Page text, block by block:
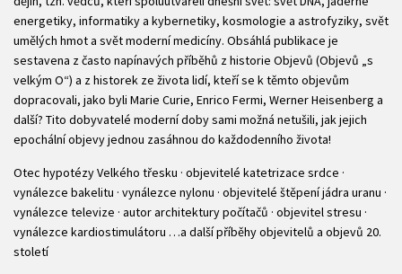
energetiky, informatiky a kybernetiky, kosmologie a astrofyziky, svět
umělých hmot a svět moderní medicíny. Obsáhlá publikace je
sestavena z často napínavých příběhů z historie Objevů (Objevů „s
velkým O“) a z historek ze života lidí, kteří se k těmto objevům
dopracovali, jako byli Marie Curie, Enrico Fermi, Werner Heisenberg a
další? Tito dobyvatelé moderní doby sami možná netušili, jak jejich
epochální objevy jednou zasáhnou do každodenního života!
Otec hypotézy Velkého třesku · objevitelé katetrizace srdce ·
vynálezce bakelitu · vynálezce nylonu · objevitelé štěpení jádra uranu ·
vynálezce televize · autor architektury počítačů · objevitel stresu ·
vynálezce kardiostimulátoru …a další příběhy objevitelů a objevů 20.
století